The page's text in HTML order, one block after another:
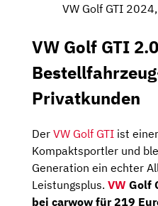
VW Golf GTI
VW Golf GTI
Privatkunden
Der VW Golf GTI ist
Kompaktsportler und
Generation ein echter
Leistungsplus. VW Golf
bei carwow für 219